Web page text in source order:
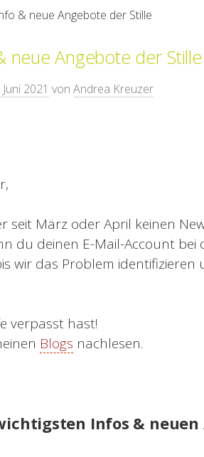
neue Angebote der Stille
Juni 2021 von Andrea Kreuzer
seit März oder April keinen
du deinen E-Mail-Account bei
wir das Problem identifizieren
verpasst hast!
Blogs nachlesen.
Infos & neuen